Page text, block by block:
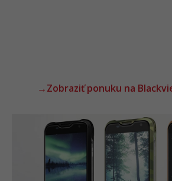
→Zobraziť ponuku na